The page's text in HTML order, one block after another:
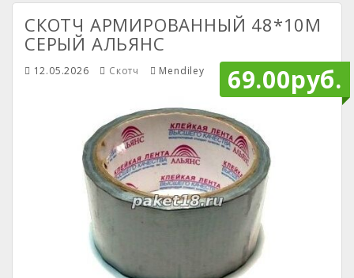
69.00руб.
СКОТЧ АРМИРОВАННЫЙ 48*10М
СЕРЫЙ АЛЬЯНС
12.05.2026 Скотч Mendiley